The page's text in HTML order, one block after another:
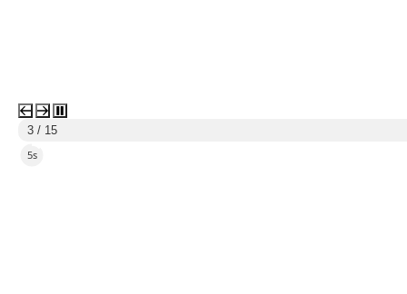
3 / 15
4s